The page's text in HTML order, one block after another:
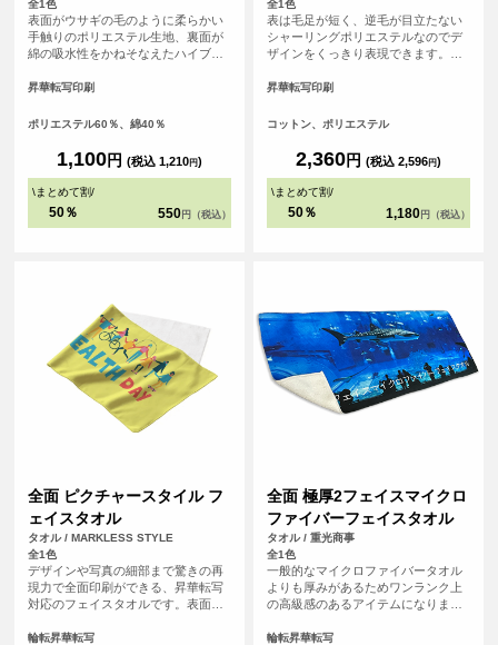
全1色
表面がウサギの毛のように柔らかい
手触りのポリエステル生地、裏面が
綿の吸水性をかねそなえたハイブリ
昇華転写印刷
ポリエステル60％、綿40％
1,100円 (税込 1,210円)
\まとめて割/
50％ 550 円（税込）
全1色
表は毛足が短く、逆毛が目立たない
シャーリングポリエステルなのでデ
ザインをくっきり表現できます。裏
ある程度の厚みが維持され、吸水性
昇華転写印刷
コットン、ポリエステル
2,360円 (税込 2,596円)
\まとめて割/
50％ 1,180 円（税込）
全面 ピクチャースタイル フ
ェイスタオル
タオル / MARKLESS STYLE
全1色
デザインや写真の細部まで驚きの再
現力で全面印刷ができる、昇華転写
対応のフェイスタオルです。表面ま
ジナル感が増します。裏面はシャー
輪転昇華転写
全面 極厚2フェイスマイクロ
ファイバーフェイスタオル
タオル / 重光商事
全1色
一般的なマイクロファイバータオル
よりも厚みがあるためワンランク上
の高級感のあるアイテムになりま
響をうけにくくデザイがくっきりプ
輪転昇華転写